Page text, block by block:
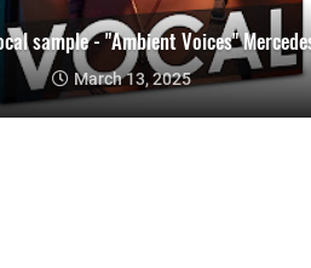
sample - "Ambient Voices"
March 13, 2025